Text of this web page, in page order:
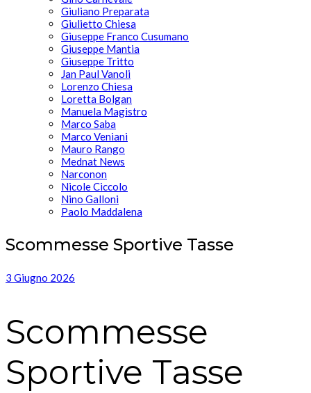
Giuliano Preparata
Giulietto Chiesa
Giuseppe Franco Cusumano
Giuseppe Mantia
Giuseppe Tritto
Jan Paul Vanoli
Lorenzo Chiesa
Loretta Bolgan
Manuela Magistro
Marco Saba
Marco Veniani
Mauro Rango
Mednat News
Narconon
Nicole Ciccolo
Nino Galloni
Paolo Maddalena
Scommesse Sportive Tasse
3 Giugno 2026
Scommesse
Sportive Tasse